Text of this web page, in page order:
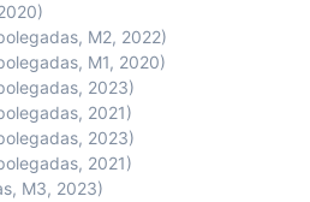
M2, 2022)
M1, 2020)
2023)
2021)
2023)
2021)
M3, 2023)